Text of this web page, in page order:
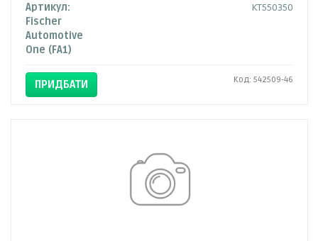
Артикул:
KT550350
Fischer
Automotive
One (FA1)
ПРИДБАТИ Код: 542509-46